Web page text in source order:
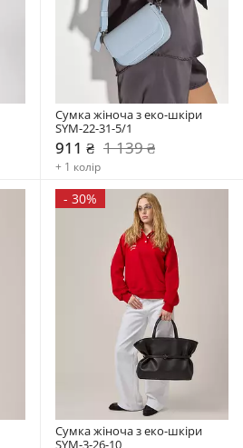
Сумка жіноча з еко-шкіри
SYM-22-31-5/1
911 ₴ 1 139 ₴
+ 1 колір
- 30%
Сумка жіноча з еко-шкіри
SYM-3-26-10